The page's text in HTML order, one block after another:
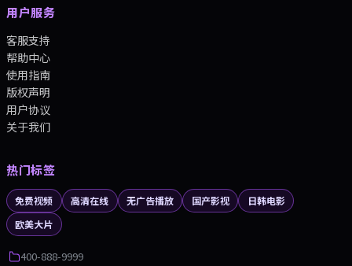
用户服务
客服支持
帮助中心
使用指南
版权声明
用户协议
关于我们
热门标签
免费视频 高清在线 无广告播放 国产影视
日韩电影
欧美大片
400-888-9999